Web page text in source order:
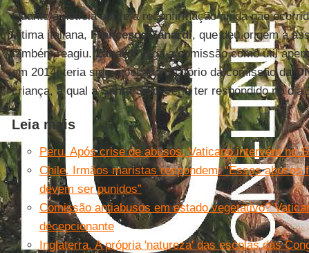
Quanto à notícia sobre a reconfirmação ainda não
vítima italiana, Francesco Zanardi, que deu origem à
também reagiu.Zanardijulga a comissão como útil
em 2014, teria sido o pesado relatório da comissão da
criança, à qual aSanta Sédeveria ter respondido no dia
Leia mais
Peru. Após crise de abusos, Vaticano intervém no
Chile. Irmãos maristas respondem: “Esses abusos
devem ser punidos”
Comissão antiabusos em estado vegetativo?
decepcionante
Inglaterra. A própria 'natureza' das escolas das